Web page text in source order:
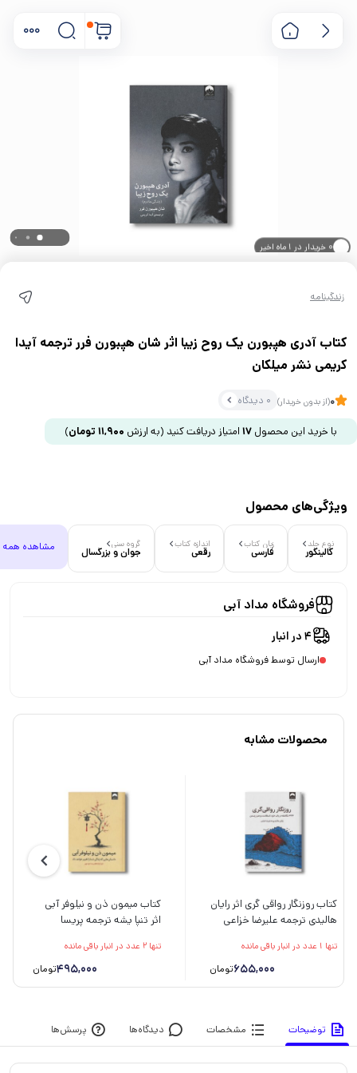
۰ خریدار در ۱ ماه اخیر
زندگینامه
کتاب آدری هپبورن یک روح زیبا اثر شان هپبورن فرر ترجمه آیدا
کریمی نشر میلکان
0(از بدون خریدار) 0 دیدگاه
با خرید این محصول 17 امتیاز دریافت کنید (به ارزش 11,900 تومان)
ویژگی‌های محصول
نوع جلد
گالینگور
زبان کتاب
فارسی
اندازه کتاب
رقعی
گروه سنی
جوان و بزرگسال مشاهده همه
فروشگاه مداد آبی
4 در انبار
ارسال توسط فروشگاه مداد آبی
محصولات مشابه
کتاب روزنگار رواقی گری اثر رایان
هالیدی ترجمه علیرضا خزاعی
تنها 1 عدد در انبار باقی مانده
655,000تومان
کتاب میمون ذن و نیلوفر آبی
اثر تنپا یشه ترجمه پریسا
تنها 2 عدد در انبار باقی مانده
495,000تومان
توضیحات مشخصات دیدگاه‌ها پرسش‌ها